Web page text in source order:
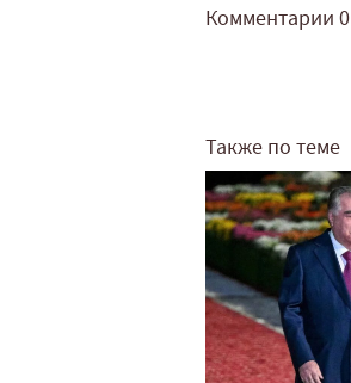
Комментарии 0
Также по теме